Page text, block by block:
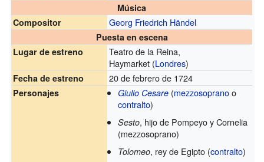
Música
Compositor
Georg Friedrich Händel
Puesta en escena
Lugar de estreno
Teatro de la Reina,
Haymarket (Londres)
Fecha de estreno 20 de febrero de 1724
Personajes Giulio Cesare(mezzosopranoo
contralto)
Sesto, hijo de Pompeyo y Cornelia
(mezzosoprano)
Tolomeo, rey de Egipto (contralto)